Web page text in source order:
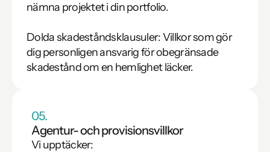
nämna projektet i din portfolio.
Dolda skadeståndsklausuler: Villkor som gör
dig personligen ansvarig för obegränsade
skadestånd om en hemlighet läcker.
05.
Agentur- och provisionsvillkor
Vi upptäcker: